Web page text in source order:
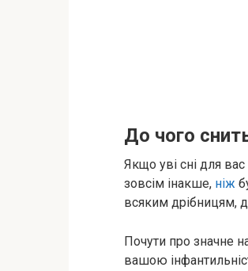
До чого
Якщо уві сні для
зовсім інакше, ніж
всяким дрібницям,
Почути про значне
вашою